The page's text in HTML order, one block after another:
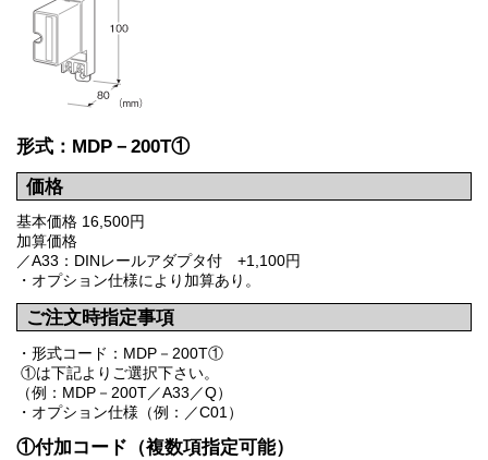
形式：MDP－200T①
価格
基本価格 16,500円
加算価格
／A33：DINレールアダプタ付 +1,100円
・オプション仕様により加算あり。
ご注文時指定事項
・形式コード：MDP－200T①
①は下記よりご選択下さい。
（例：MDP－200T／A33／Q）
・オプション仕様（例：／C01）
①付加コード（複数項指定可能）